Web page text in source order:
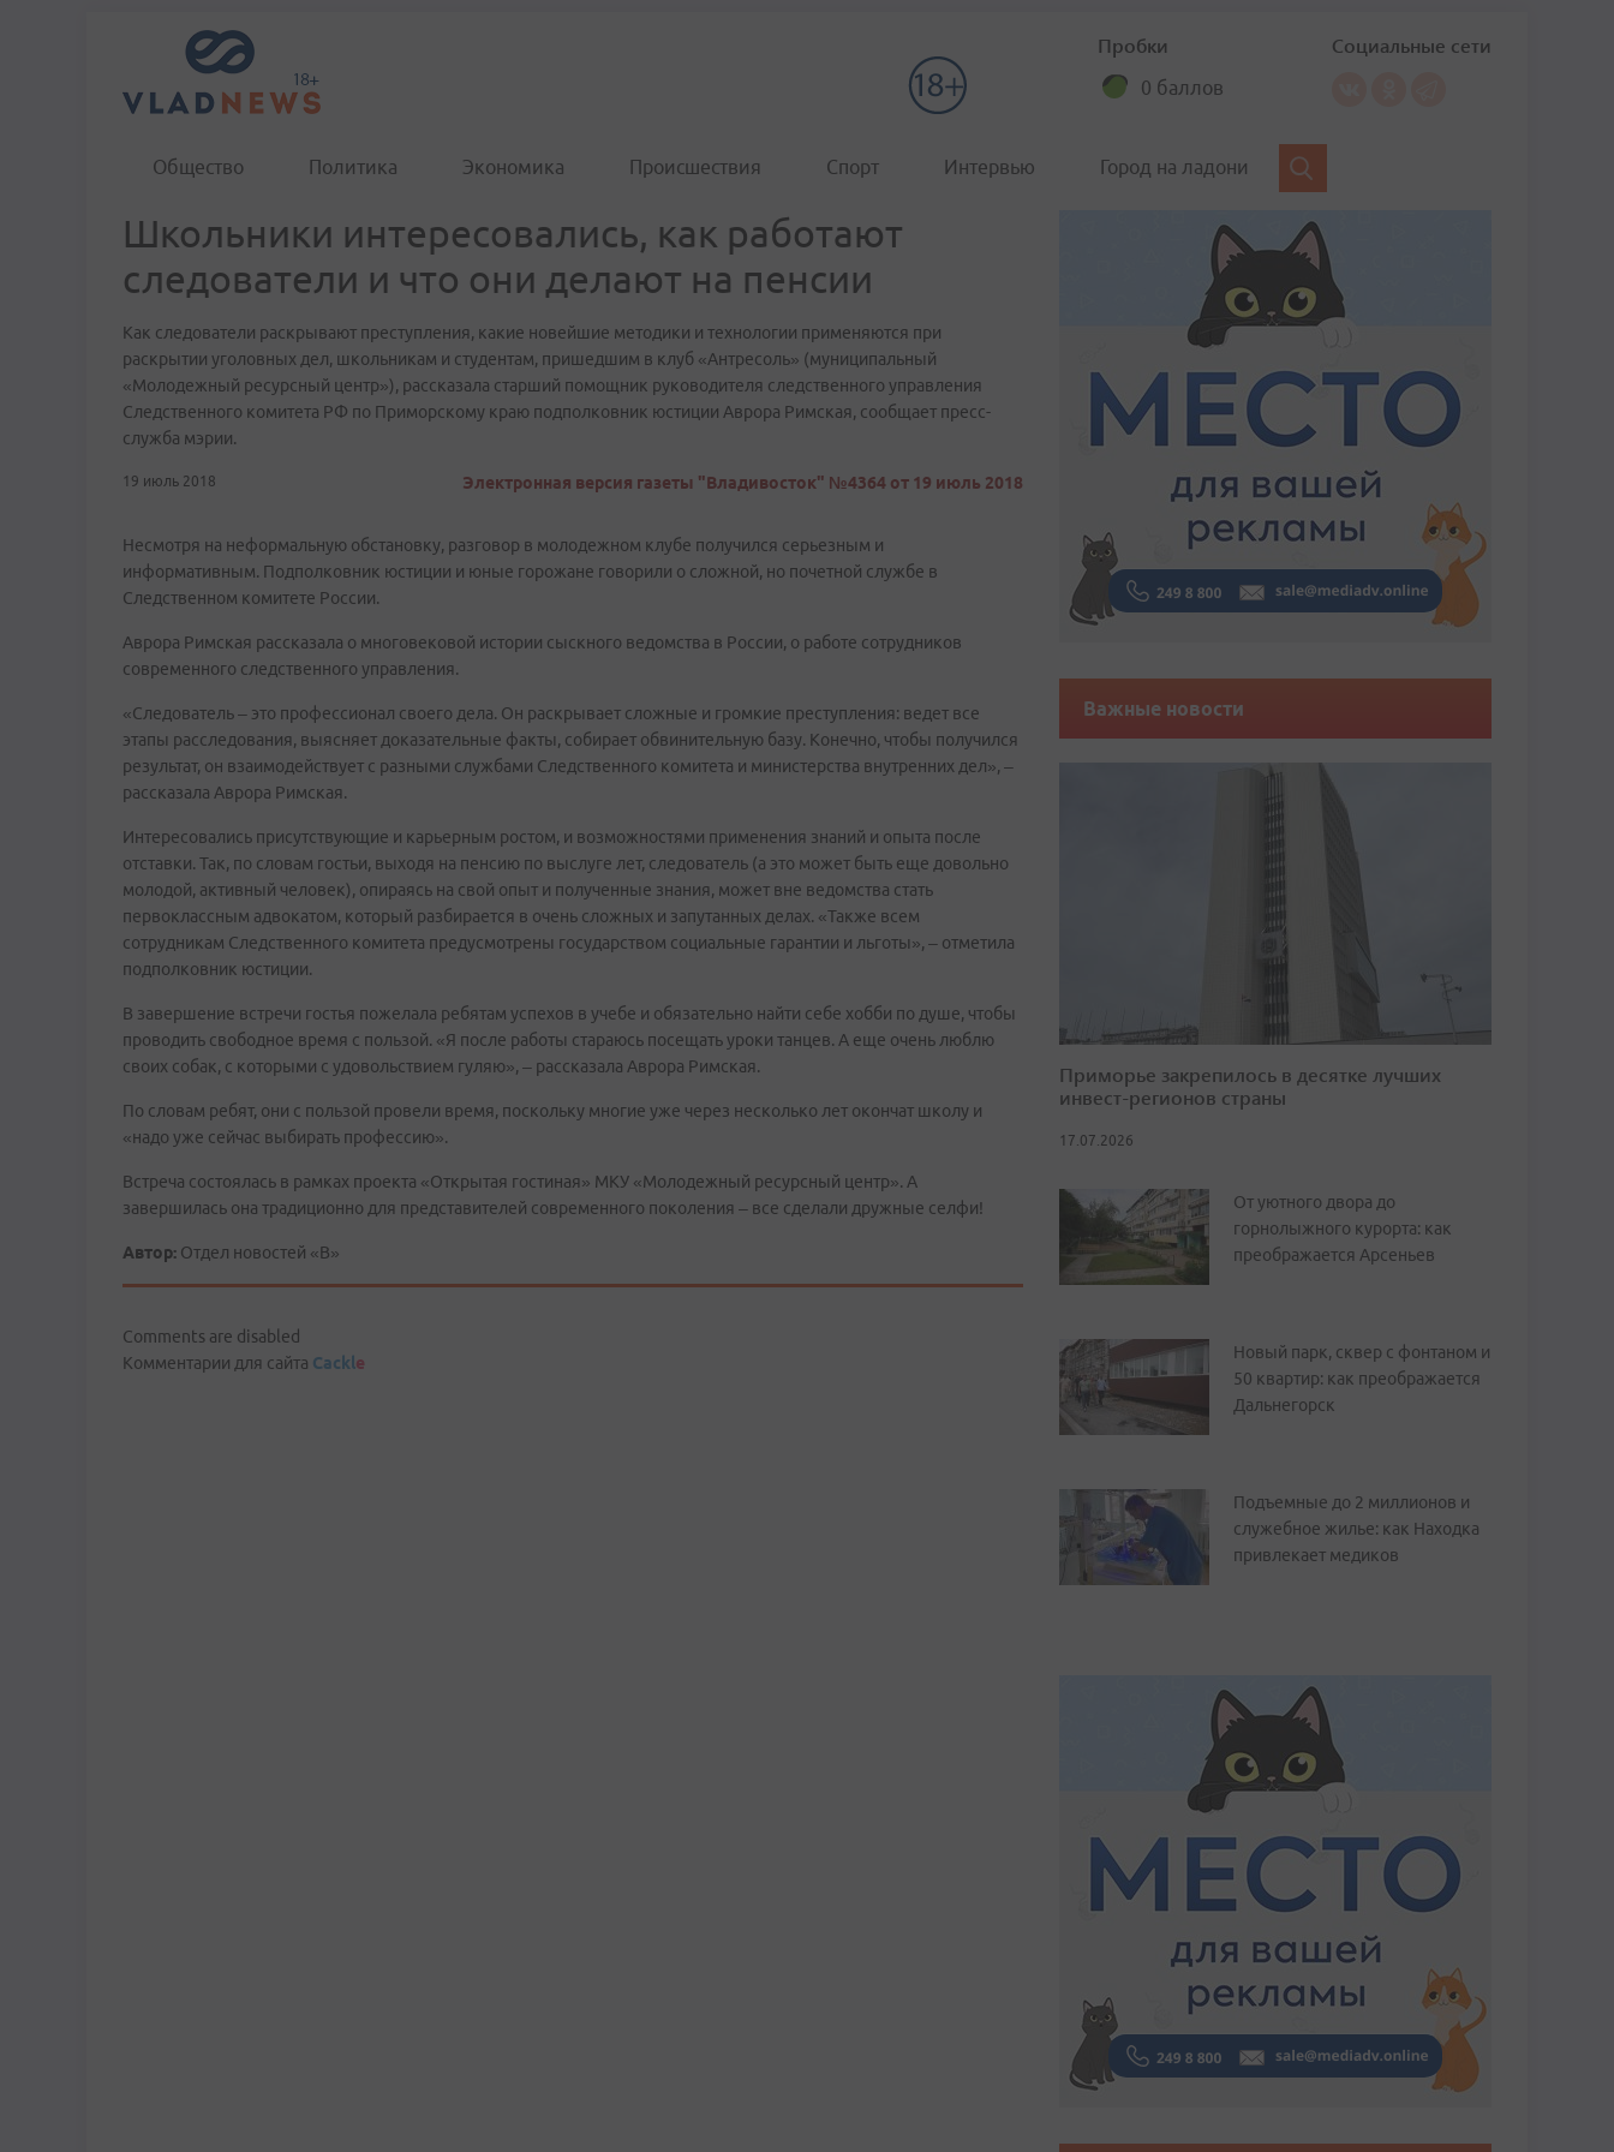
Пробки
0 баллов
Социальные сети
Общество Политика Экономика Происшествия Спорт Интервью Город на ладони
Школьники интересовались, как работают
следователи и что они делают на пенсии
Как следователи раскрывают преступления, какие новейшие методики и технологии применяются при
раскрытии уголовных дел, школьникам и студентам, пришедшим в клуб «Антресоль» (муниципальный
«Молодежный ресурсный центр»), рассказала старший помощник руководителя следственного управления
Следственного комитета РФ по Приморскому краю подполковник юстиции Аврора Римская, сообщает пресс-
служба мэрии.
19 июль 2018 Электронная версия газеты "Владивосток" №4364 от 19 июль 2018
Несмотря на неформальную обстановку, разговор в молодежном клубе получился серьезным и
информативным. Подполковник юстиции и юные горожане говорили о сложной, но почетной службе в
Следственном комитете России.
Аврора Римская рассказала о многовековой истории сыскного ведомства в России, о работе сотрудников
современного следственного управления.
«Следователь – это профессионал своего дела. Он раскрывает сложные и громкие преступления: ведет все
этапы расследования, выясняет доказательные факты, собирает обвинительную базу. Конечно, чтобы получился
результат, он взаимодействует с разными службами Следственного комитета и министерства внутренних дел», –
рассказала Аврора Римская.
Интересовались присутствующие и карьерным ростом, и возможностями применения знаний и опыта после
отставки. Так, по словам гостьи, выходя на пенсию по выслуге лет, следователь (а это может быть еще довольно
молодой, активный человек), опираясь на свой опыт и полученные знания, может вне ведомства стать
первоклассным адвокатом, который разбирается в очень сложных и запутанных делах. «Также всем
сотрудникам Следственного комитета предусмотрены государством социальные гарантии и льготы», – отметила
подполковник юстиции.
В завершение встречи гостья пожелала ребятам успехов в учебе и обязательно найти себе хобби по душе, чтобы
проводить свободное время с пользой. «Я после работы стараюсь посещать уроки танцев. А еще очень люблю
своих собак, с которыми с удовольствием гуляю», – рассказала Аврора Римская.
По словам ребят, они с пользой провели время, поскольку многие уже через несколько лет окончат школу и
«надо уже сейчас выбирать профессию».
Встреча состоялась в рамках проекта «Открытая гостиная» МКУ «Молодежный ресурсный центр». А
завершилась она традиционно для представителей современного поколения – все сделали дружные селфи!
Автор: Отдел новостей «В»
Comments are disabled
Комментарии для сайта Cackle
Важные новости
Приморье закрепилось в десятке лучших
инвест-регионов страны
17.07.2026
От уютного двора до
горнолыжного курорта: как
преображается Арсеньев
Новый парк, сквер с фонтаном и
50 квартир: как преображается
Дальнегорск
Подъемные до 2 миллионов и
служебное жилье: как Находка
привлекает медиков